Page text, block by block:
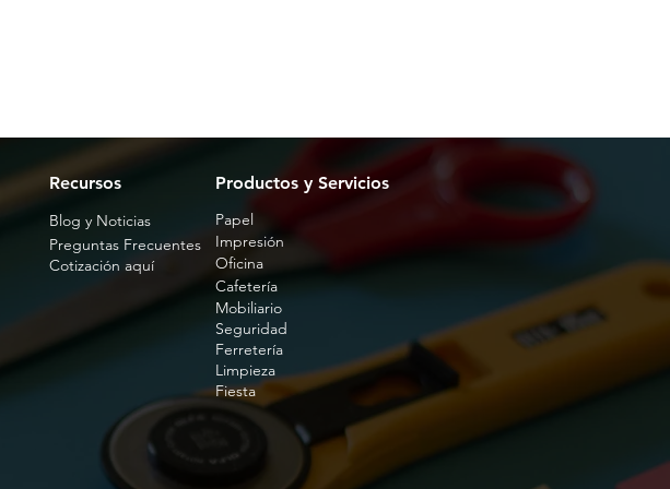
Recursos
Blog y Noticias
Preguntas Frecuentes
Cotización aquí
Productos y Servicios
Papel
Impresión
Oficina
Cafetería
Mobiliario
Seguridad
Ferretería
Limpieza
Fiesta